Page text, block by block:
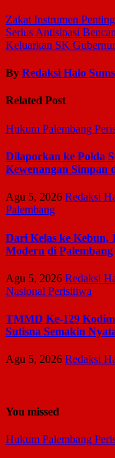
Zakat Instrumen
Serius Antisipasi
Keluarkan SK
By Redaksi Halo
Related Post
Hukum Palembang
Dilaporkan ke Polda
Kewenangan Simpan
Agu 5, 2026 Redaksi
Palembang
Dari Kelas ke Kebun,
Modern di Palembang
Agu 5, 2026 Redaksi
Nasional Perisitiwa
TMMD Ke-129
Sutisna Semakin
Agu 5, 2026 Redaksi
You missed
Hukum Palembang